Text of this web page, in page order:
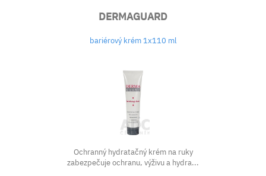
DERMAGUARD
bariérový krém 1x110 ml
Ochranný hydratačný krém na ruky
zabezpečuje ochranu, výživu a hydra...